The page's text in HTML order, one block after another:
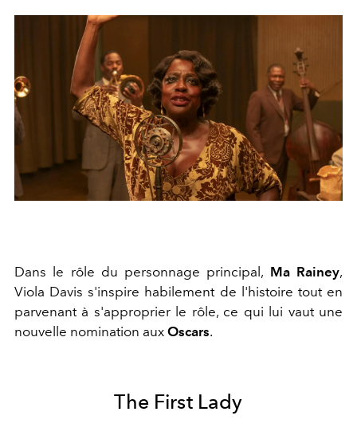
Dans le rôle du personnage principal, Ma Rainey,
Viola Davis s'inspire habilement de l'histoire tout en
parvenant à s'approprier le rôle, ce qui lui vaut une
nouvelle nomination aux Oscars.
The First Lady